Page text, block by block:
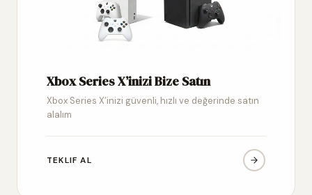
Xbox Series X’inizi Bize Satın
Xbox Series X’inizi güvenli, hızlı ve değerinde satın
alalım
TEKLIF AL